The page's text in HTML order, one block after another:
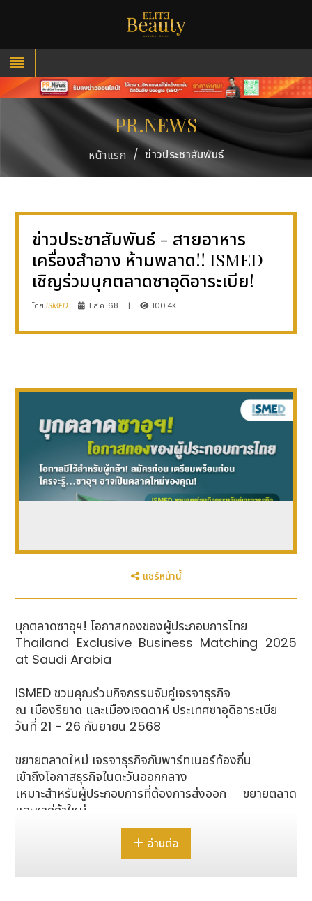
PR.NEWS
หน้าแรก / ข่าวประชาสัมพันธ์
ข่าวประชาสัมพันธ์ - สายอาหาร
เครื่องสำอาง ห้ามพลาด!! ISMED
เชิญร่วมบุกตลาดซาอุดิอาระเบีย!
โดยISMED 1 ส.ค. 68 | 100.4K
แชร์หน้านี้
บุกตลาดซาอุฯ! โอกาสทองของผู้ประกอบการไทย
Thailand Exclusive Business Matching 2025
at Saudi Arabia
ISMED ชวนคุณร่วมกิจกรรมจับคู่เจรจาธุรกิจ
ณ เมืองริยาด และเมืองเจดดาห์ ประเทศซาอุดิอาระเบีย
วันที่ 21 - 26 กันยายน 2568
ขยายตลาดใหม่ เจรจาธุรกิจกับพาร์ทเนอร์ท้องถิ่น
เข้าถึงโอกาสธุรกิจในตะวันออกกลาง
เหมาะสำหรับผู้ประกอบการที่ต้องการส่งออก ขยายตลาด
และหาคู่ค้าใหม่
ราคาค่าบริการเพียง 120,000 บาท
(รวมค่าตั๋วเครื่องบิน ไป-กลับ, ที่พัก, อาหาร, รถรับส่ง และ
กิจกรรมเจรจาธุรกิจครบวงจร)
อ่านต่อ